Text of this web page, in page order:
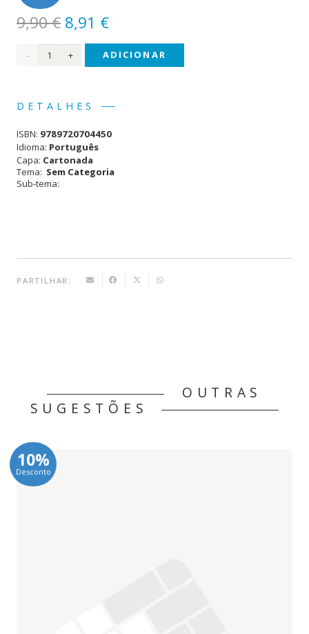
9,90€ O
preço
original
9,90 €.
8,91 €O
preço
atual
Quantidade
Imagens
-
Animais
ADICIONAR
DETALHES
ISBN: 9789720704450
Idioma: Português
Capa: Cartonada
Tema: Sem Categoria
Sub-tema:
PARTILHAR:
OUTRAS
SUGESTÕES
10%
Desconto